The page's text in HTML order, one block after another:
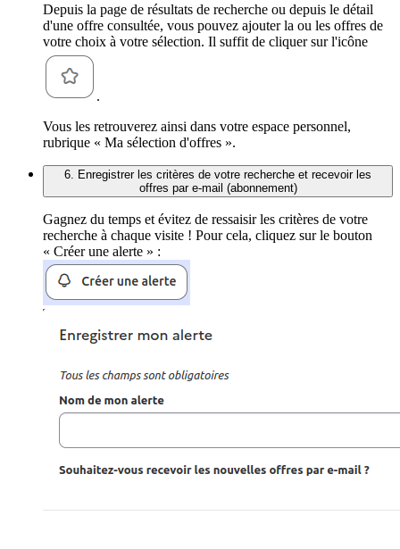
Depuis la page de résultats de recherche ou depuis le détail
d'une offre consultée, vous pouvez ajouter la ou les offres de
votre choix à votre sélection. Il suffit de cliquer sur l'icône
.
Vous les retrouverez ainsi dans votre espace personnel,
rubrique « Ma sélection d'offres ».
6. Enregistrer les critères de votre recherche et recevoir les
offres par e-mail (abonnement)
Gagnez du temps et évitez de ressaisir les critères de votre
recherche à chaque visite ! Pour cela, cliquez sur le bouton
« Créer une alerte » :